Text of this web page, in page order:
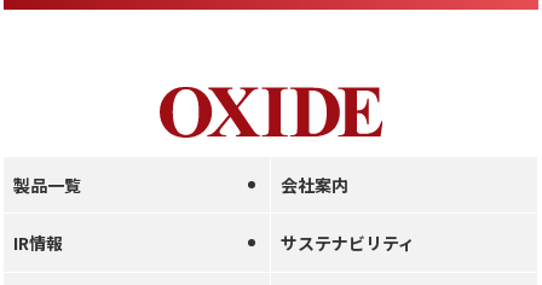
製品一覧 会社案内
IR情報 サステナビリティ